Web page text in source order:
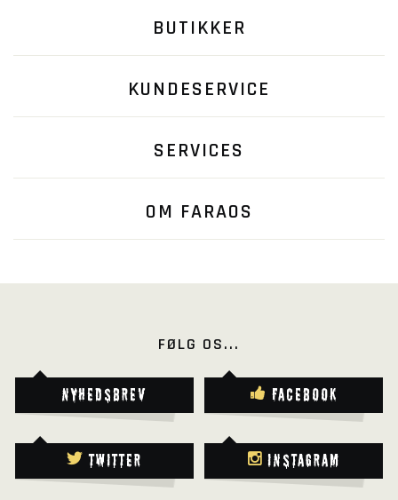
BUTIKKER
KUNDESERVICE
SERVICES
OM FARAOS
FØLG OS...
Nyhedsbrev Facebook
Twitter Instagram